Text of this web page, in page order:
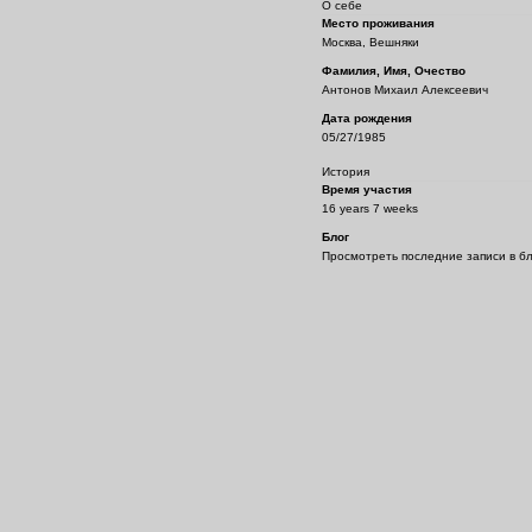
О себе
Место проживания
Москва, Вешняки
Фамилия, Имя, Очество
Антонов Михаил Алексеевич
Дата рождения
05/27/1985
История
Время участия
16 years 7 weeks
Блог
Просмотреть последние записи в